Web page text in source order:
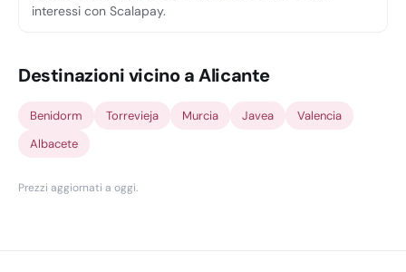
interessi con Scalapay.
Destinazioni vicino a Alicante
Benidorm Torrevieja Murcia Javea
Valencia
Albacete
Prezzi aggiornati a oggi.